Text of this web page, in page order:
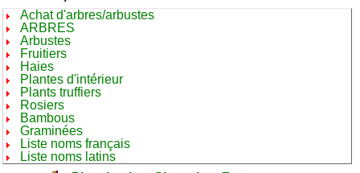
Achat d'arbres/arbustes
ARBRES
Arbustes
Fruitiers
Haies
Plantes d'intérieur
Plants truffiers
Rosiers
Bambous
Graminées
Liste noms français
Liste noms latins